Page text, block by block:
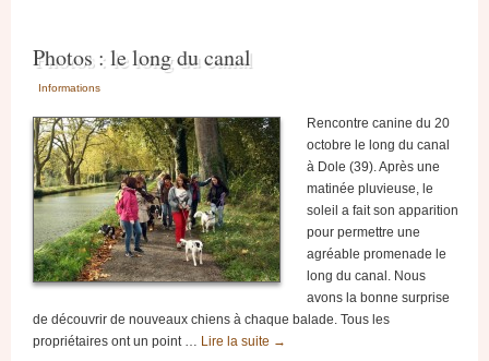
Photos : le long du canal
Informations
Rencontre canine du 20
octobre le long du canal
à Dole (39). Après une
matinée pluvieuse, le
soleil a fait son apparition
pour permettre une
agréable promenade le
long du canal. Nous
avons la bonne surprise
de découvrir de nouveaux chiens à chaque balade. Tous les
propriétaires ont un point … Lire la suite →